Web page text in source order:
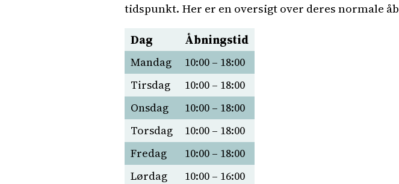
tidspunkt. Her er en oversigt over deres normale
Dag
Åbningstid
Mandag
10:00 – 18:00
Tirsdag
10:00 – 18:00
Onsdag
10:00 – 18:00
Torsdag
10:00 – 18:00
Fredag
10:00 – 18:00
Lørdag
10:00 – 16:00